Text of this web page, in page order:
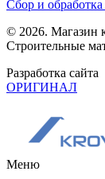
Сбор и
© 2026. Магазин
Строительные
Разработка сайта
ОРИГИНАЛ
Меню